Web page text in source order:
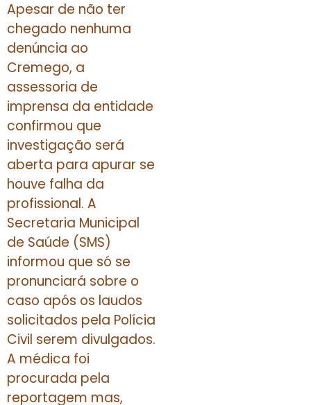
Apesar de não ter
chegado nenhuma
denúncia ao
Cremego, a
assessoria de
imprensa da entidade
confirmou que
investigação será
aberta para apurar se
houve falha da
profissional. A
Secretaria Municipal
de Saúde (SMS)
informou que só se
pronunciará sobre o
caso após os laudos
solicitados pela Polícia
Civil serem divulgados.
A médica foi
procurada pela
reportagem mas,